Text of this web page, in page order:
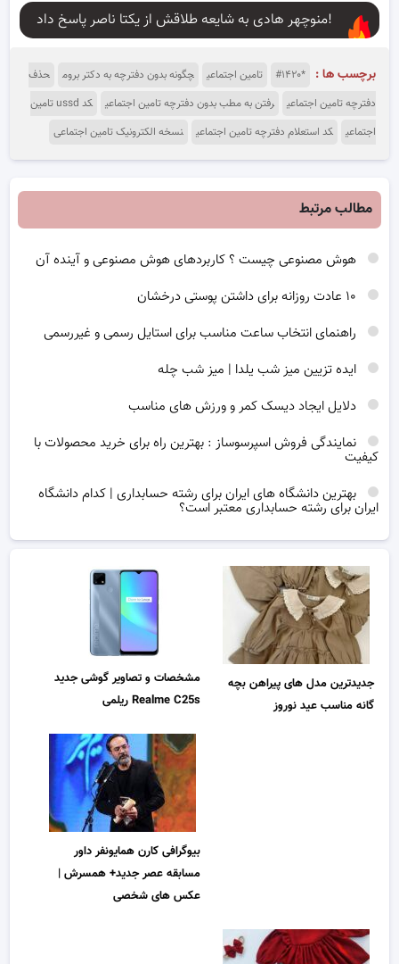
منوچهر هادی به شایعه طلاقش از یکتا ناصر پاسخ داد!
برچسب ها : *۱۴۲۰# تامین اجتماعی چگونه بدون دفترچه به دکتر بروم
حذف
دفترچه تامین اجتماعی
رفتن به مطب بدون دفترچه تامین اجتماعی
کد ussd تامین
اجتماعی
کد استعلام دفترچه تامین اجتماعی نسخه الکترونیک تامین اجتماعی
مطالب مرتبط
هوش مصنوعی چیست ؟ کاربردهای هوش مصنوعی و آینده آن
راهنمای انتخاب ساعت مناسب برای استایل رسمی و غیررسمی
ایده تزیین میز شب یلدا | میز شب چله
دلایل ایجاد دیسک کمر و ورزش های مناسب
نمایندگی فروش اسپرسوساز : بهترین راه برای خرید محصولات با
کیفیت
بهترین دانشگاه های ایران برای رشته حسابداری | کدام دانشگاه
ایران برای رشته حسابداری معتبر است؟
جدیدترین مدل های پیراهن بچه
گانه مناسب عید نوروز
مشخصات و تصاویر گوشی جدید
Realme C25s ریلمی
بیوگرافی کارن همایونفر داور
مسابقه عصر جدید+ همسرش |
عکس های شخصی